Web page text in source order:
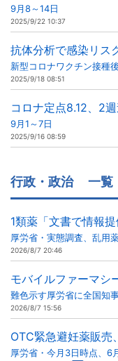
9月8～14日
2025/9/22 10:37
抗体分析で感染リス
新型コロナワクチン接種後
2025/9/18 08:51
コロナ定点8.12、2
9月1～7日
2025/9/16 08:59
行政・政治 一覧
1類薬「文書で情報
厚労省・実態調査、乱用
2026/8/7 20:46
モバイルファーマシ
難色示す厚労省に全国知
2026/8/7 15:56
OTC緊急避妊薬販売
厚労省・今月3日時点、6